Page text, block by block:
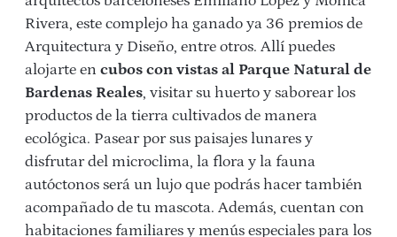
Rivera, este complejo ha ganado ya 36 premios de
Arquitectura y Diseño, entre otros. Allí puedes
alojarte en cubos con vistas al Parque Natural de
Bardenas Reales, visitar su huerto y saborear los
productos de la tierra cultivados de manera
ecológica. Pasear por sus paisajes lunares y
disfrutar del microclima, la flora y la fauna
autóctonos será un lujo que podrás hacer también
acompañado de tu mascota. Además, cuentan con
habitaciones familiares y menús especiales para los